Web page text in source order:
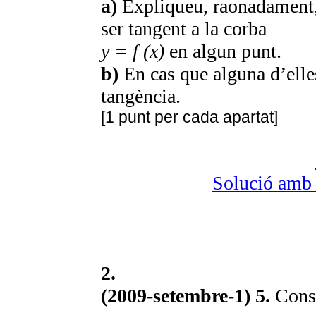
a) Expliqueu,
ser tangent a la corba
y = f (x) en algun punt.
b) En cas que alguna
tangència.
[1 punt per cada apartat]
Solució
2.
(2009-setembre-1) 5.